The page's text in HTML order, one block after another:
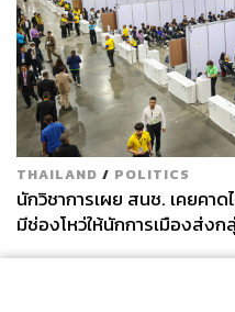
THAILAND / POLITICS
นักวิชาการเผย สนช. เคยคา
มีช่องโหว่ให้นักการเมืองส่ง
ล้านยึดประเทศได้